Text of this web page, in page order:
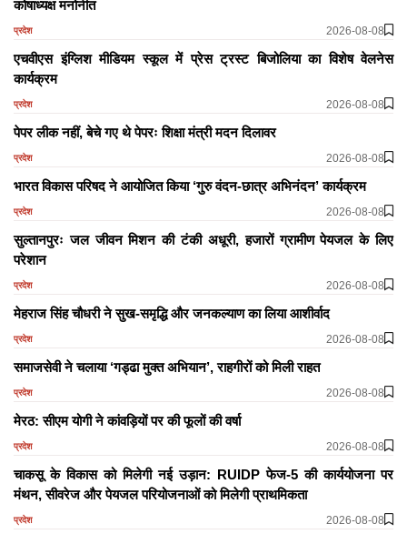
कोषाध्यक्ष मनोनीत
प्रदेश 2026-08-08
एचवीएस इंग्लिश मीडियम स्कूल में प्रेस ट्रस्ट बिजोलिया का विशेष वेलनेस
कार्यक्रम
प्रदेश 2026-08-08
पेपर लीक नहीं, बेचे गए थे पेपरः शिक्षा मंत्री मदन दिलावर
प्रदेश 2026-08-08
भारत विकास परिषद ने आयोजित किया ‘गुरु वंदन-छात्र अभिनंदन’ कार्यक्रम
प्रदेश 2026-08-08
सुल्तानपुरः जल जीवन मिशन की टंकी अधूरी, हजारों ग्रामीण पेयजल के लिए
परेशान
प्रदेश 2026-08-08
मेहराज सिंह चौधरी ने सुख-समृद्धि और जनकल्याण का लिया आशीर्वाद
प्रदेश 2026-08-08
समाजसेवी ने चलाया ‘गड्ढा मुक्त अभियान’, राहगीरों को मिली राहत
प्रदेश 2026-08-08
मेरठ: सीएम योगी ने कांवड़ियों पर की फूलों की वर्षा
प्रदेश 2026-08-08
चाकसू के विकास को मिलेगी नई उड़ान: RUIDP फेज-5 की कार्ययोजना पर
मंथन, सीवरेज और पेयजल परियोजनाओं को मिलेगी प्राथमिकता
प्रदेश 2026-08-08